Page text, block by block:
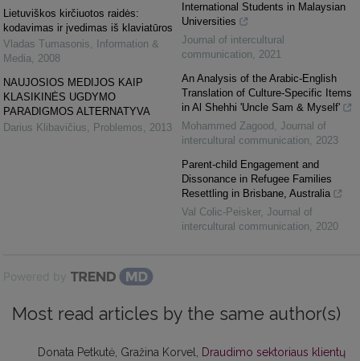
Lietuviškos kirčiuotos raidės:
kodavimas ir įvedimas iš klaviatūros
Vladas Tumasonis,
Information &
Media, 2008
NAUJOSIOS MEDIJOS KAIP
KLASIKINĖS UGDYMO
PARADIGMOS ALTERNATYVA
Darius Klibavičius, Problemos, 2013
International Students in Malaysian
Universities
Journal of intercultural
communication, 2021
An Analysis of the Arabic-English
Translation of Culture-Specific Items
in Al Shehhi 'Uncle Sam & Myself'
Mohammed Zagood , Journal of
intercultural communication, 2023
Parent-child Engagement and
Dissonance in Refugee Families
Resettling in Brisbane, Australia
Val Colic-Peisker, Journal of
intercultural communication, 2020
Powered by
Most read articles by the same author(s)
Donata Petkutė, Gražina Korvel, Draudimo sektoriaus klientų